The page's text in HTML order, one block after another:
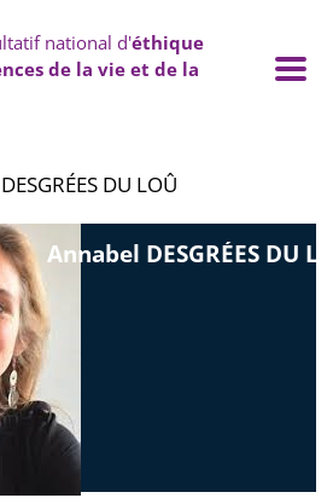
national d'éthique
de la vie et de la
DU LOÛ
Annabel DESGRÉES DU